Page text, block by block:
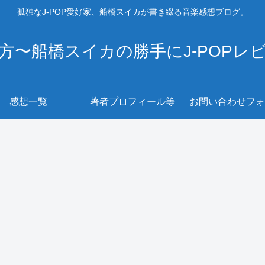
孤独なJ-POP愛好家、船橋スイカが書き綴る音楽感想ブログ。
〜船橋スイカの勝手にJ-POPレ
感想一覧 著者プロフィール等 お問い合わせフ